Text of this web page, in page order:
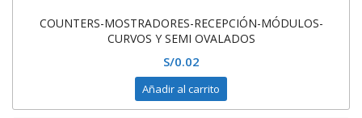
COUNTERS-MOSTRADORES-RECEPCIÓN-MÓDULOS-
CURVOS Y SEMI OVALADOS
S/0.02
Añadir al carrito